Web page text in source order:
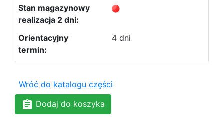
4 dni
Wróć do katalogu części
Dodaj do koszyka